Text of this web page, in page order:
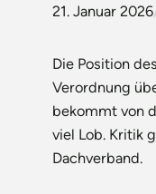
21. Januar 2026
Die Position
Verordnung
bekommt von
viel Lob. Kritik
Dachverband.